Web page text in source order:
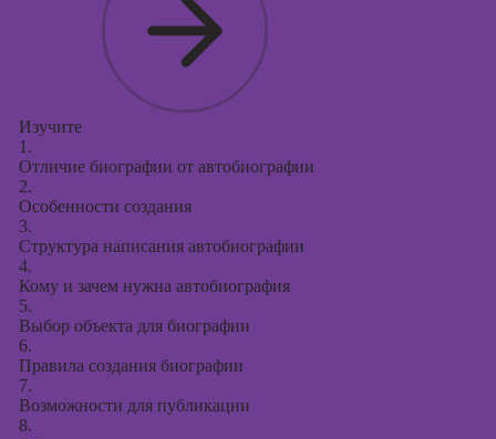
Изучите
1.
Отличие биографии от автобиографии
2.
Особенности создания
3.
Структура написания автобиографии
4.
Кому и зачем нужна автобиография
5.
Выбор объекта для биографии
6.
Правила создания биографии
7.
Возможности для публикации
8.